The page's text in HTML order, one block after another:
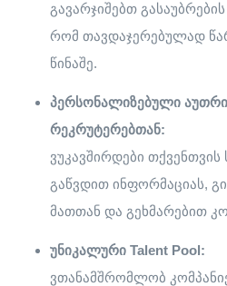
გავარჯიშებთ
რომ თავდაჯერებულად
წინაშე.
პერსონალიზებული
რეკრუტერებთან:
ვუკავშირდები
გაწვდით ინფორმაციას,
მათთან და გეხმარებით
უნიკალური Talent Pool:
ვთანამშრომლობ